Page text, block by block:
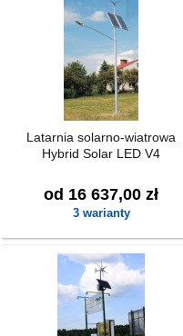
Latarnia solarno-wiatrowa
Hybrid Solar LED V4
od 16 637,00 zł
3 warianty